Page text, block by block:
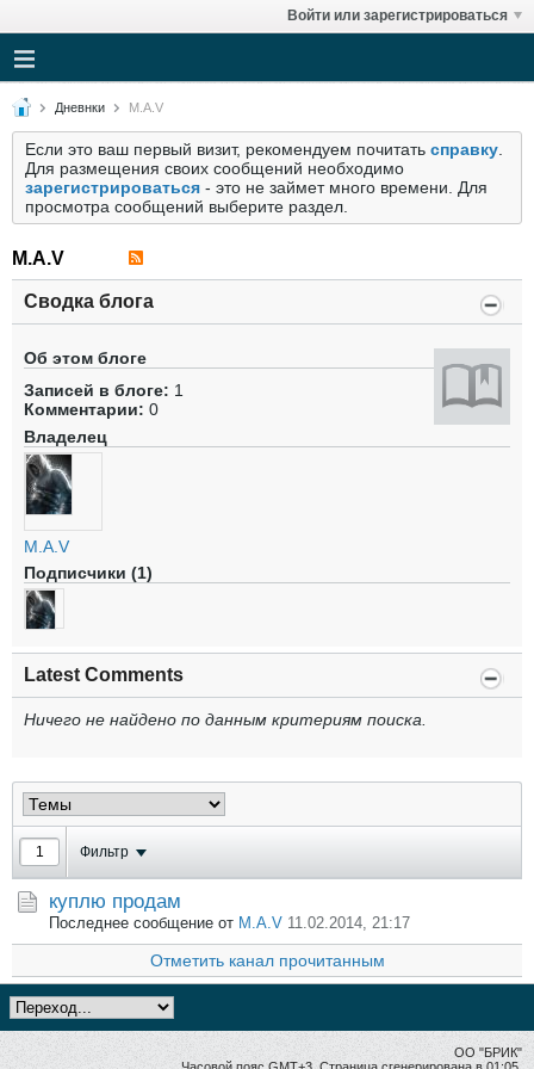
Войти или зарегистрироваться
Дневнки M.A.V
Если это ваш первый визит, рекомендуем почитать справку
Для размещения своих сообщений необходимо
зарегистрироваться - это не займет много времени. Для
просмотра сообщений выберите раздел.
M.A.V
Сводка блога
Об этом блоге
Записей в блоге: 1
Комментарии: 0
Владелец
M.A.V
Подписчики (1)
Latest Comments
Ничего не найдено по данным критериям поиска.
Фильтр
куплю продам
Последнее сообщение от M.A.V 11.02.2014, 21:17
Отметить канал прочитанным
ОО "БРИК"